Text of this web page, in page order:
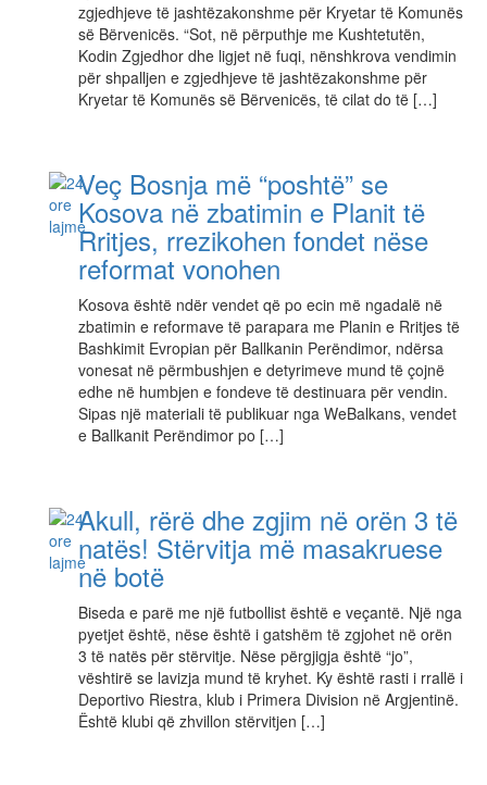
zgjedhjeve të jashtëzakonshme për Kryetar të Komunës
së Bërvenicës. “Sot, në përputhje me Kushtetutën,
Kodin Zgjedhor dhe ligjet në fuqi, nënshkrova vendimin
për shpalljen e zgjedhjeve të jashtëzakonshme për
Kryetar të Komunës së Bërvenicës, të cilat do të […]
​Veç Bosnja më “poshtë” se
Kosova në zbatimin e Planit të
Rritjes, rrezikohen fondet nëse
reformat vonohen
Kosova është ndër vendet që po ecin më ngadalë në
zbatimin e reformave të parapara me Planin e Rritjes të
Bashkimit Evropian për Ballkanin Perëndimor, ndërsa
vonesat në përmbushjen e detyrimeve mund të çojnë
edhe në humbjen e fondeve të destinuara për vendin.
Sipas një materiali të publikuar nga WeBalkans, vendet
e Ballkanit Perëndimor po […]
Akull, rërë dhe zgjim në orën 3 të
natës! Stërvitja më masakruese
në botë
Biseda e parë me një futbollist është e veçantë. Një nga
pyetjet është, nëse është i gatshëm të zgjohet në orën
3 të natës për stërvitje. Nëse përgjigja është “jo”,
vështirë se lavizja mund të kryhet. Ky është rasti i rrallë i
Deportivo Riestra, klub i Primera Division në Argjentinë.
Është klubi që zhvillon stërvitjen […]